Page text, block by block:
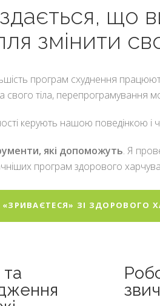
що
змінити
програм схуднення
свого тіла, перепрограмування
керують нашою поведінкою і
які допоможуть. Я
програм здорового
ЗІ ЗДОРОВОГО